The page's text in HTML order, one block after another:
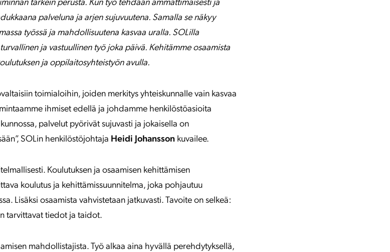
tärkein perusta. Kun työ tehdään ammattimaisesti ja
palveluna ja arjen sujuvuutena. Samalla se näkyy
työssä ja mahdollisuutena kasvaa uralla. SOLilla
ja vastuullinen työ joka päivä. Kehitämme osaamista
ja oppilaitosyhteistyön avulla.
toimialoihin, joiden merkitys yhteiskunnalle vain kasvaa
ihmiset edellä ja johdamme henkilöstöasioita
palvelut pyörivät sujuvasti ja jokaisella on
SOLin henkilöstöjohtaja Heidi Johansson kuvailee.
Koulutuksen ja osaamisen kehittämisen
koulutus ja kehittämissuunnitelma, joka pohjautuu
Lisäksi osaamista vahvistetaan jatkuvasti. Tavoite on selkeä:
tarvittavat tiedot ja taidot.
mahdollistajista. Työ alkaa aina hyvällä perehdytyksellä,